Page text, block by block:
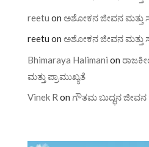
reetu on ಅಶೋಕನ ಜೀವನ ಮತ್ತು
reetu on ಅಶೋಕನ ಜೀವನ ಮತ್ತು
Bhimaraya Halimani on
ಮತ್ತು ಪ್ರಾಮುಖ್ಯತೆ
Vinek R on ಗೌತಮ ಬುದ್ಧನ